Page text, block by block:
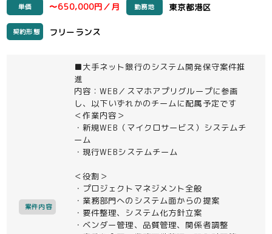
単価 〜650,000円／月 勤務地 東京都港区
契約形態 フリーランス
案件内容
■大手ネット銀行のシステム開発保守案件推
進
内容：WEB／スマホアプリグループに参画
し、以下いずれかのチームに配属予定です
＜作業内容＞
・新規WEB（マイクロサービス）システムチ
ーム
・現行WEBシステムチーム
＜役割＞
・プロジェクトマネジメント全般
・業務部門へのシステム面からの提案
・要件整理、システム化方針立案
・ベンダー管理、品質管理、関係者調整